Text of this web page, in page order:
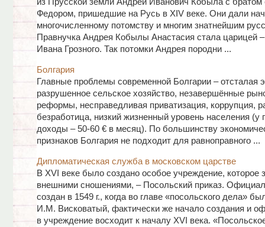
Федором, пришедшие на Русь в XIV веке. Они дали
многочисленному потомству и многим знатнейшим
Правнучка Андрея Кобылы Анастасия стала царицей
Ивана Грозного. Так потомки Андрея породни ...
Болгария
Главные проблемы современной Болгарии – отсталая
разрушенное сельское хозяйство, незавершённые
реформы, несправедливая приватизация, коррупция,
безработица, низкий жизненный уровень населения (у
доходы – 50-60 € в месяц). По большинству
признаков Болгария не подходит для равноправного ...
Дипломатическая служба в московском царстве
В XVI веке было создано особое учреждение, которое
внешними сношениями, – Посольский приказ.
создан в 1549 г., когда во главе «посольского дела»
И.М. Висковатый, фактически же начало создания и
в учреждение восходит к началу XVI века.